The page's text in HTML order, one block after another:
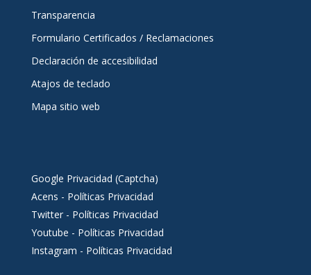
Transparencia
Formulario Certificados / Reclamaciones
Declaración de accesibilidad
Atajos de teclado
Mapa sitio web
Google Privacidad (Captcha)
Acens - Políticas Privacidad
Twitter - Políticas Privacidad
Youtube - Políticas Privacidad
Instagram - Políticas Privacidad